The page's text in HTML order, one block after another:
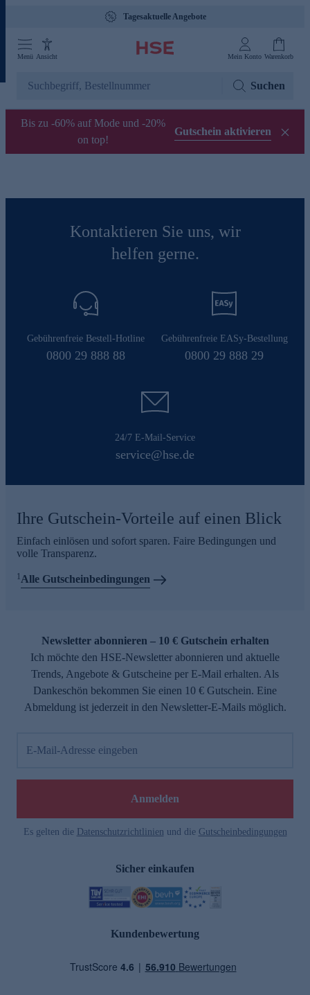
Tagesaktuelle Angebote
Menü Ansicht Mein Konto Warenkorb
Suchen
Bis zu -60% auf Mode und -20%
on top!
Gutschein aktivieren
Kontaktieren Sie uns, wir
helfen gerne.
Gebührenfreie Bestell-Hotline
0800 29 888 88
Gebührenfreie EASy-Bestellung
0800 29 888 29
24/7 E-Mail-Service
service@hse.de
Ihre Gutschein-Vorteile auf einen Blick
Einfach einlösen und sofort sparen. Faire Bedingungen und
volle Transparenz.
1Alle Gutscheinbedingungen
Newsletter abonnieren – 10 € Gutschein erhalten
Ich möchte den HSE-Newsletter abonnieren und aktuelle
Trends, Angebote & Gutscheine per E-Mail erhalten. Als
Dankeschön bekommen Sie einen 10 € Gutschein. Eine
Abmeldung ist jederzeit in den Newsletter-E-Mails möglich.
E-Mail-Adresse eingeben
Anmelden
Es gelten die Datenschutzrichtlinien und die Gutscheinbedingungen
Sicher einkaufen
Kundenbewertung